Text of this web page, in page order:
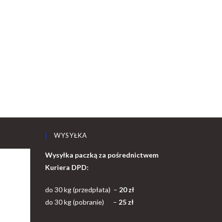
WYSYŁKA
Wysyłka paczką za pośrednictwem
Kuriera DPD:
do 30 kg (przedpłata) – 20 zł
do 30 kg (pobranie) – 25 zł